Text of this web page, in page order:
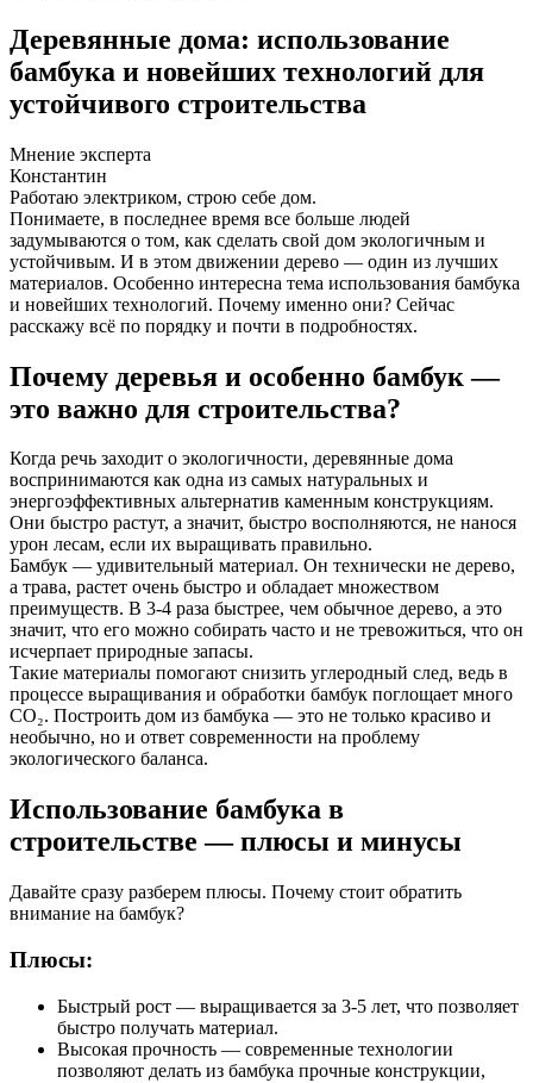
Деревянные дома: использование
бамбука и новейших технологий для
устойчивого строительства
Мнение эксперта
Константин
Работаю электриком, строю себе дом.
Понимаете, в последнее время все больше людей
задумываются о том, как сделать свой дом экологичным и
устойчивым. И в этом движении дерево — один из лучших
материалов. Особенно интересна тема использования бамбука
и новейших технологий. Почему именно они? Сейчас
расскажу всё по порядку и почти в подробностях.
Почему деревья и особенно бамбук —
это важно для строительства?
Когда речь заходит о экологичности, деревянные дома
воспринимаются как одна из самых натуральных и
энергоэффективных альтернатив каменным конструкциям.
Они быстро растут, а значит, быстро восполняются, не нанося
урон лесам, если их выращивать правильно.
Бамбук — удивительный материал. Он технически не дерево,
а трава, растет очень быстро и обладает множеством
преимуществ. В 3-4 раза быстрее, чем обычное дерево, а это
значит, что его можно собирать часто и не тревожиться, что он
исчерпает природные запасы.
Такие материалы помогают снизить углеродный след, ведь в
процессе выращивания и обработки бамбук поглощает много
CO₂. Построить дом из бамбука — это не только красиво и
необычно, но и ответ современности на проблему
экологического баланса.
Использование бамбука в
строительстве — плюсы и минусы
Давайте сразу разберем плюсы. Почему стоит обратить
внимание на бамбук?
Плюсы:
Быстрый рост — выращивается за 3-5 лет, что позволяет
быстро получать материал.
Высокая прочность — современные технологии
позволяют делать из бамбука прочные конструкции,